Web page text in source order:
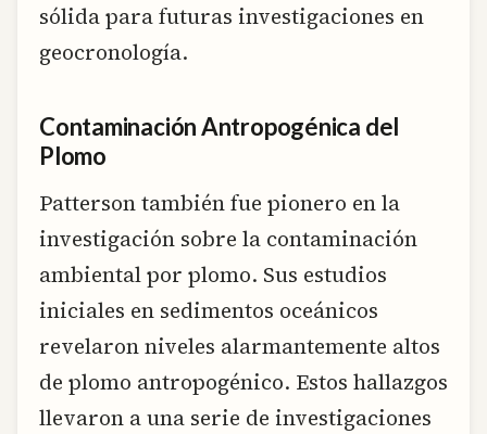
sólida para futuras investigaciones en
geocronología.
Contaminación Antropogénica del
Plomo
Patterson también fue pionero en la
investigación sobre la contaminación
ambiental por plomo. Sus estudios
iniciales en sedimentos oceánicos
revelaron niveles alarmantemente altos
de plomo antropogénico. Estos hallazgos
llevaron a una serie de investigaciones